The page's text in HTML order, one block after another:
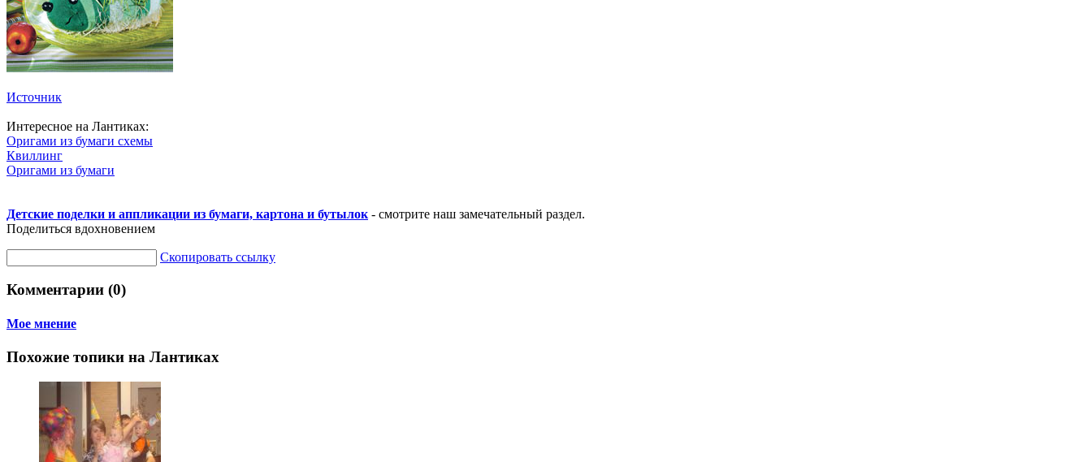
Источник
Интересное на Лантиках:
Оригами из бумаги схемы
Квиллинг
Оригами из бумаги
Детские поделки и аппликации из бумаги, картона и бутылок - смотрите наш замечательный раздел.
Поделиться вдохновением
Скопировать ссылку
Комментарии (0)
Мое мнение
Похожие топики на Лантиках